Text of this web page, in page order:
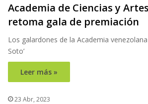
Academia de Ciencias y
retoma gala de premiación
Los galardones de la Academia
Soto’
Leer más »
23 Abr, 2023